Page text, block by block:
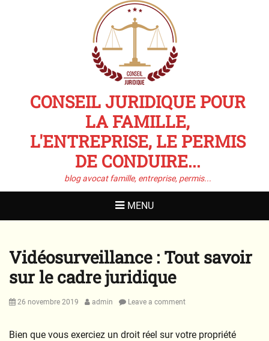
CONSEIL JURIDIQUE POUR
LA FAMILLE,
L'ENTREPRISE, LE PERMIS
DE CONDUIRE...
blog avocat famille, entreprise, permis...
MENU
Vidéosurveillance : Tout savoir
sur le cadre juridique
Posted
26 novembre 2019 Author
admin Leave a comment
Bien que vous exerciez un droit réel sur votre propriété